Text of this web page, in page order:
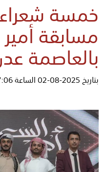
خمسة
مسابقة
بالعاصمة
بتاريخ 2025-08-02 الساعة 17:06